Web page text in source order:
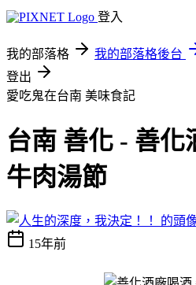
登入
我的部落格 我的部落格後台
登出
愛吃鬼在台南 美味食記
台南 善化 - 善化
牛肉湯節
15年前